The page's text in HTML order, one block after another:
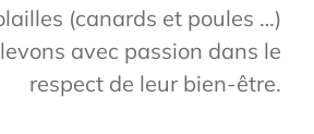
(canards et poules …)
avec passion dans le
respect de leur bien-être.